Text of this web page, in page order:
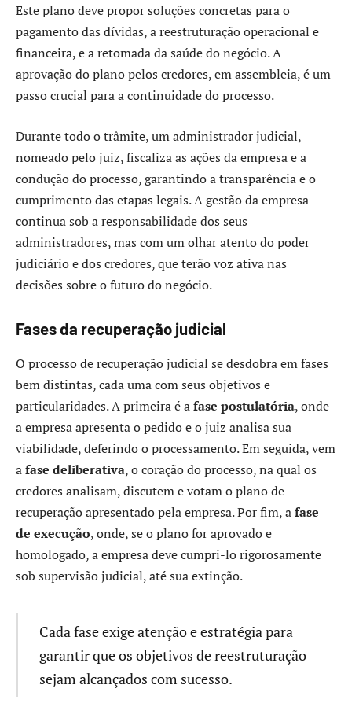
Este plano deve propor soluções concretas para o
pagamento das dívidas, a reestruturação operacional e
financeira, e a retomada da saúde do negócio. A
aprovação do plano pelos credores, em assembleia, é um
passo crucial para a continuidade do processo.
Durante todo o trâmite, um administrador judicial,
nomeado pelo juiz, fiscaliza as ações da empresa e a
condução do processo, garantindo a transparência e o
cumprimento das etapas legais. A gestão da empresa
continua sob a responsabilidade dos seus
administradores, mas com um olhar atento do poder
judiciário e dos credores, que terão voz ativa nas
decisões sobre o futuro do negócio.
Fases da recuperação judicial
O processo de recuperação judicial se desdobra em fases
bem distintas, cada uma com seus objetivos e
particularidades. A primeira é afase postulatória, onde
a empresa apresenta o pedido e o juiz analisa sua
viabilidade, deferindo o processamento. Em seguida, vem
afase deliberativa, o coração do processo, na qual os
credores analisam, discutem e votam o plano de
recuperação apresentado pela empresa. Por fim, afase
de execução, onde, se o plano for aprovado e
homologado, a empresa deve cumpri-lo rigorosamente
sob supervisão judicial, até sua extinção.
Cada fase exige atenção e estratégia para
garantir que os objetivos de reestruturação
sejam alcançados com sucesso.